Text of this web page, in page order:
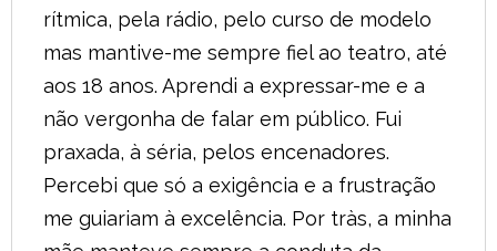
rítmica, pela rádio, pelo curso de modelo
mas mantive-me sempre fiel ao teatro, até
aos 18 anos. Aprendi a expressar-me e a
não vergonha de falar em público. Fui
praxada, à séria, pelos encenadores.
Percebi que só a exigência e a frustração
me guiariam à excelência. Por tràs, a minha